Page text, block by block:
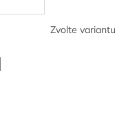
Zvolte variantu